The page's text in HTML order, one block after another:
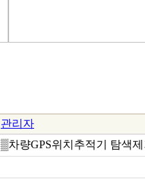
관리자
▒차량GPS위치추적기 탐색